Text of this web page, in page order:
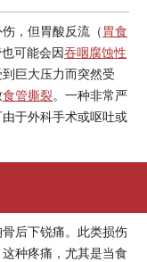
，但胃酸反流（ 胃食
可能会因吞咽腐蚀性
巨大压力而突然受
食管撕裂。一种非常严
于外科手术或呕吐或
后下锐痛。此类损伤
种疼痛，尤其是当食